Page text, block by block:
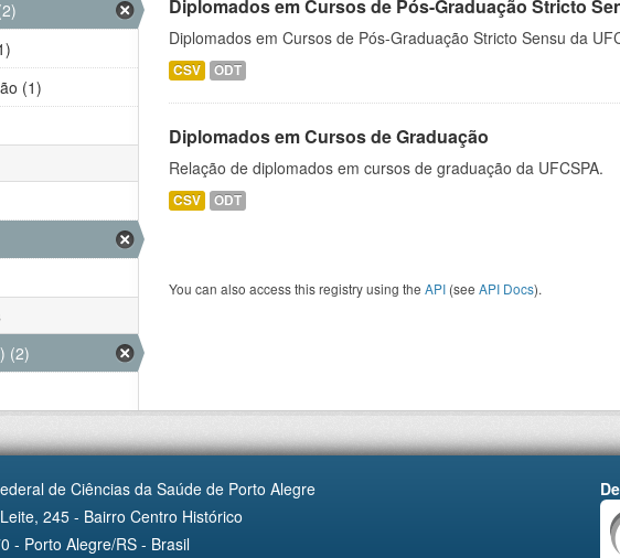
Diplomados em Cursos de Pós-Graduação Stricto
Diplomados em Cursos de Pós-Graduação Stricto Sensu da
CSV ODT
Diplomados em Cursos de Graduação
Relação de diplomados em cursos de graduação da UFCSPA.
CSV ODT
You can also access this registry using the API (see API Docs).
(1)
(2)
de Ciências da Saúde de Porto Alegre
245 - Bairro Centro Histórico
- Porto Alegre/RS - Brasil